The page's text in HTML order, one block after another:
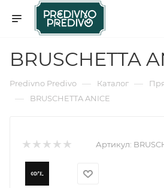
BRUSCHETTA
Predivno Predivo — Каталог —
— BRUSCHETTA ANICE
Артикул: